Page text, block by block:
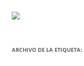
ARCHIVO DE LA ETIQUETA: